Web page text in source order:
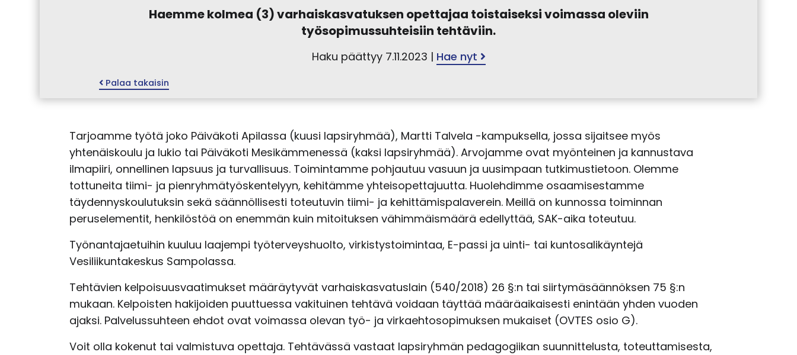
Haemme kolmea (3) varhaiskasvatuksen opettajaa toistaiseksi voimassa oleviin
työsopimussuhteisiin tehtäviin.
Haku päättyy 7.11.2023 | Hae nyt
Palaa takaisin
Tarjoamme työtä joko Päiväkoti Apilassa (kuusi lapsiryhmää), Martti Talvela -kampuksella, jossa sijaitsee myös
yhtenäiskoulu ja lukio tai Päiväkoti Mesikämmenessä (kaksi lapsiryhmää). Arvojamme ovat myönteinen ja kannustava
ilmapiiri, onnellinen lapsuus ja turvallisuus. Toimintamme pohjautuu vasuun ja uusimpaan tutkimustietoon. Olemme
tottuneita tiimi- ja pienryhmätyöskentelyyn, kehitämme yhteisopettajuutta. Huolehdimme osaamisestamme
täydennyskoulutuksin sekä säännöllisesti toteutuvin tiimi- ja kehittämispalaverein. Meillä on kunnossa toiminnan
peruselementit, henkilöstöä on enemmän kuin mitoituksen vähimmäismäärä edellyttää, SAK-aika toteutuu.
Työnantajaetuihin kuuluu laajempi työterveyshuolto, virkistystoimintaa, E-passi ja uinti- tai kuntosalikäyntejä
Vesiliikuntakeskus Sampolassa.
Tehtävien kelpoisuusvaatimukset määräytyvät varhaiskasvatuslain (540/2018) 26 §:n tai siirtymäsäännöksen 75 §:n
mukaan. Kelpoisten hakijoiden puuttuessa vakituinen tehtävä voidaan täyttää määräaikaisesti enintään yhden vuoden
ajaksi. Palvelussuhteen ehdot ovat voimassa olevan työ- ja virkaehtosopimuksen mukaiset (OVTES osio G).
Voit olla kokenut tai valmistuva opettaja. Tehtävässä vastaat lapsiryhmän pedagogiikan suunnittelusta, toteuttamisesta,